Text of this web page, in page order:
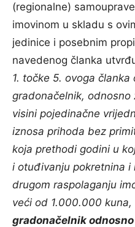
(regionalne)
imovinom u skladu s
jedinice i posebnim
navedenog članka
1. točke 5. ovoga članka
gradonačelnik,
visini pojedinačne
iznosa prihoda bez
koja prethodi godini u
i otuđivanju pokretnina i
drugom raspolaganju
veći od 1.000.000 kuna,
gradonačelnik